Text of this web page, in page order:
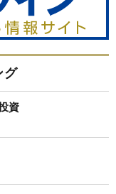
グ
資